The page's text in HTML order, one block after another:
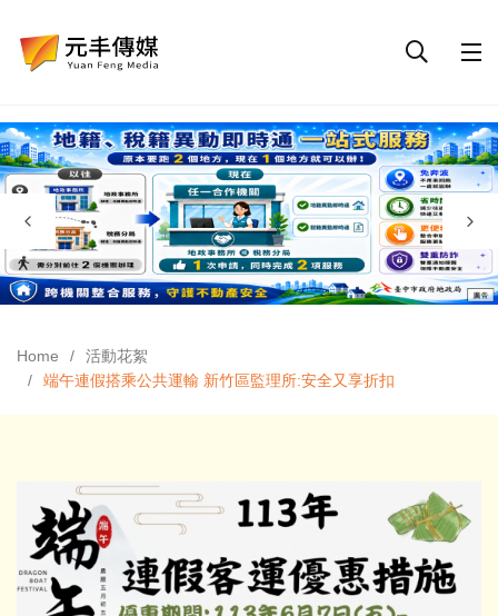
Home
活動花絮
端午連假搭乘公共運輸 新竹區監理所:安全又享折扣